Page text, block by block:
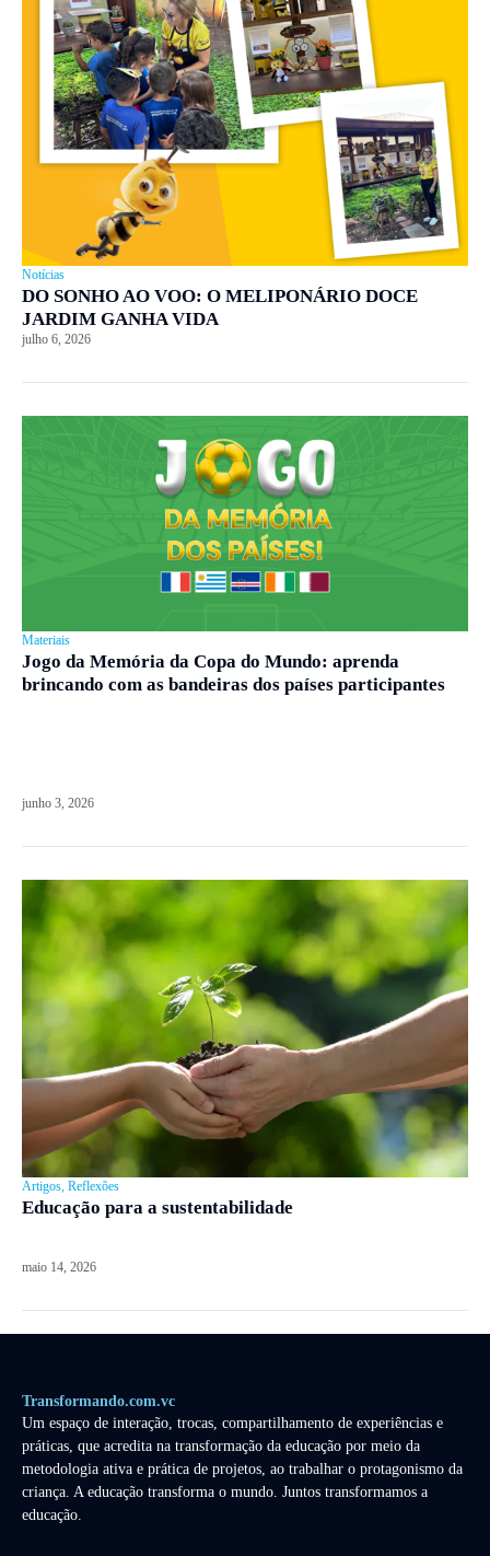
Notícias
DO SONHO AO VOO: O MELIPONÁRIO DOCE
JARDIM GANHA VIDA
julho 6, 2026
Materiais
Jogo da Memória da Copa do Mundo: aprenda
brincando com as bandeiras dos países participantes
junho 3, 2026
Artigos, Reflexões
Educação para a sustentabilidade
maio 14, 2026
Transformando.com.vc
Um espaço de interação, trocas, compartilhamento de experiências e
práticas, que acredita na transformação da educação por meio da
metodologia ativa e prática de projetos, ao trabalhar o protagonismo da
criança. A educação transforma o mundo. Juntos transformamos a
educação.